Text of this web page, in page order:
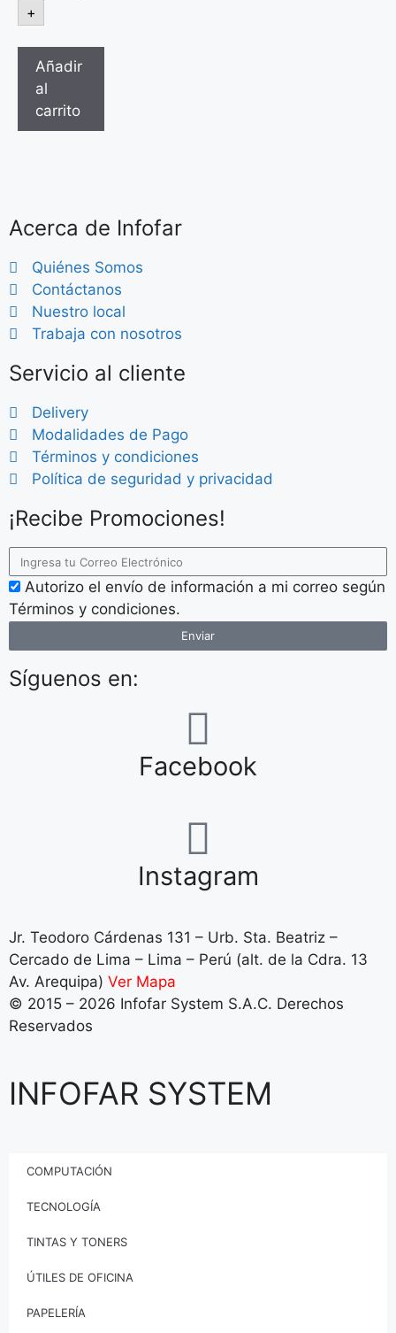
+
Añadir
al
carrito
Acerca de Infofar
Quiénes Somos
Contáctanos
Nuestro local
Trabaja con nosotros
Servicio al cliente
Delivery
Modalidades de Pago
Términos y condiciones
Política de seguridad y privacidad
¡Recibe Promociones!
Autorizo el envío de información a mi correo según
Términos y condiciones.
Enviar
Síguenos en:
Facebook
Instagram
Jr. Teodoro Cárdenas 131 – Urb. Sta. Beatriz –
Cercado de Lima – Lima – Perú (alt. de la Cdra. 13
Av. Arequipa) Ver Mapa
© 2015 – 2026 Infofar System S.A.C. Derechos
Reservados
INFOFAR SYSTEM
COMPUTACIÓN
TECNOLOGÍA
TINTAS Y TONERS
ÚTILES DE OFICINA
PAPELERÍA